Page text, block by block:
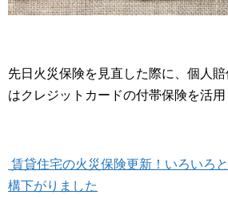
先日火災保険を見直した際に、個人
はクレジットカードの付帯保険を活用
賃貸住宅の火災保険更新！いろいろ
構下がりました